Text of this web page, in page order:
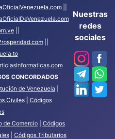
||
||
||
CONCORDADOS
de Venezuela
Civiles| Códigos
de Comercio| Códigos
| Códigos Tributarios
Nuestras
redes
sociales